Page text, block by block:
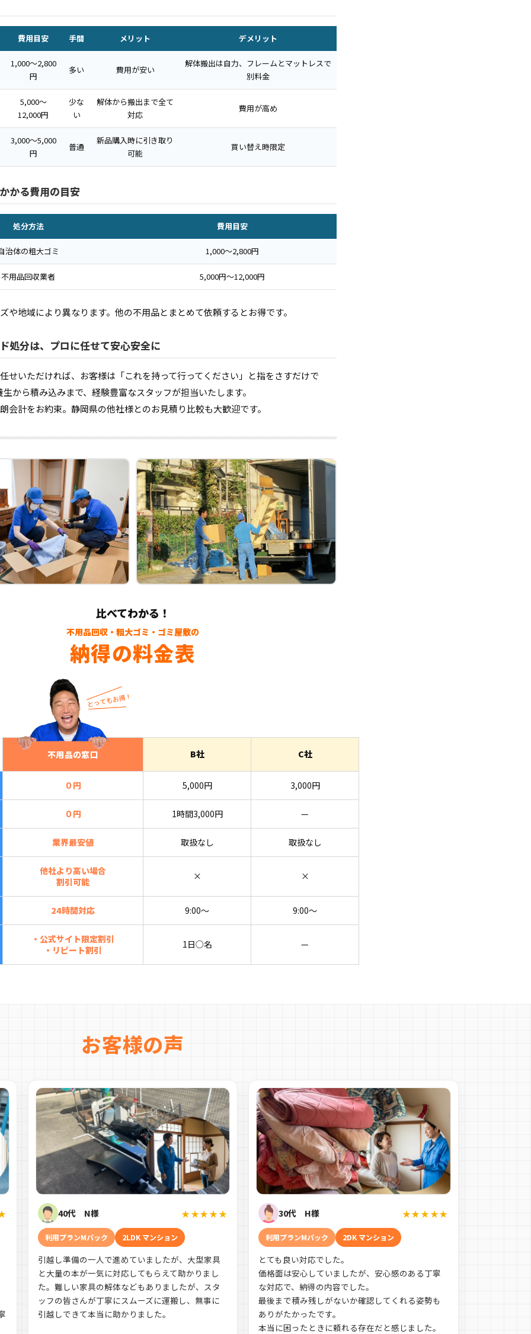
費用目安 手間 メリット デメリット
1,000〜2,800
円
多い 費用が安い
解体搬出は自力、フレームとマットレスで
別料金
5,000〜
12,000円
少な
い
解体から搬出まで全て
対応
費用が高め
3,000〜5,000
円
普通
新品購入時に引き取り
可能
買い替え時限定
かる費用の目安
処分方法 費用目安
治体の粗大ゴミ 1,000〜2,800円
不用品回収業者 5,000円〜12,000円
や地域により異なります。他の不用品とまとめて依頼するとお得です。
処分は、プロに任せて安心安全に
せいただければ、お客様は「これを持って行ってください」と指をさすだけで
から積み込みまで、経験豊富なスタッフが担当いたします。
会計をお約束。静岡県の他社様とのお見積り比較も大歓迎です。
比べてわかる！
不用品回収・粗大ゴミ・ゴミ屋敷の
納得の料金表
不用品の窓口 B社 C社
０円 5,000円 3,000円
０円 1時間3,000円 —
業界最安値 取扱なし 取扱なし
他社より高い場合
割引可能
× ×
24時間対応 9:00〜 9:00〜
・公式サイト限定割引
・リピート割引
1日○名 —
お客様の声
40代 N様 ★★★★★
利用プランMパック 2LDK マンション
引越し準備の一人で進めていましたが、大型家具
と大量の本が一気に対応してもらえて助かりまし
た。難しい家具の解体などもありましたが、スタ
ッフの皆さんが丁寧にスムーズに運搬し、無事に
引越しできて本当に助かりました。
30代 H様 ★★★★★
利用プランMパック 2DK マンション
とても良い対応でした。
価格面は安心していましたが、安心感のある丁寧
な対応で、納得の内容でした。
最後まで積み残しがないか確認してくれる姿勢も
ありがたかったです。
本当に困ったときに頼れる存在だと感じました。